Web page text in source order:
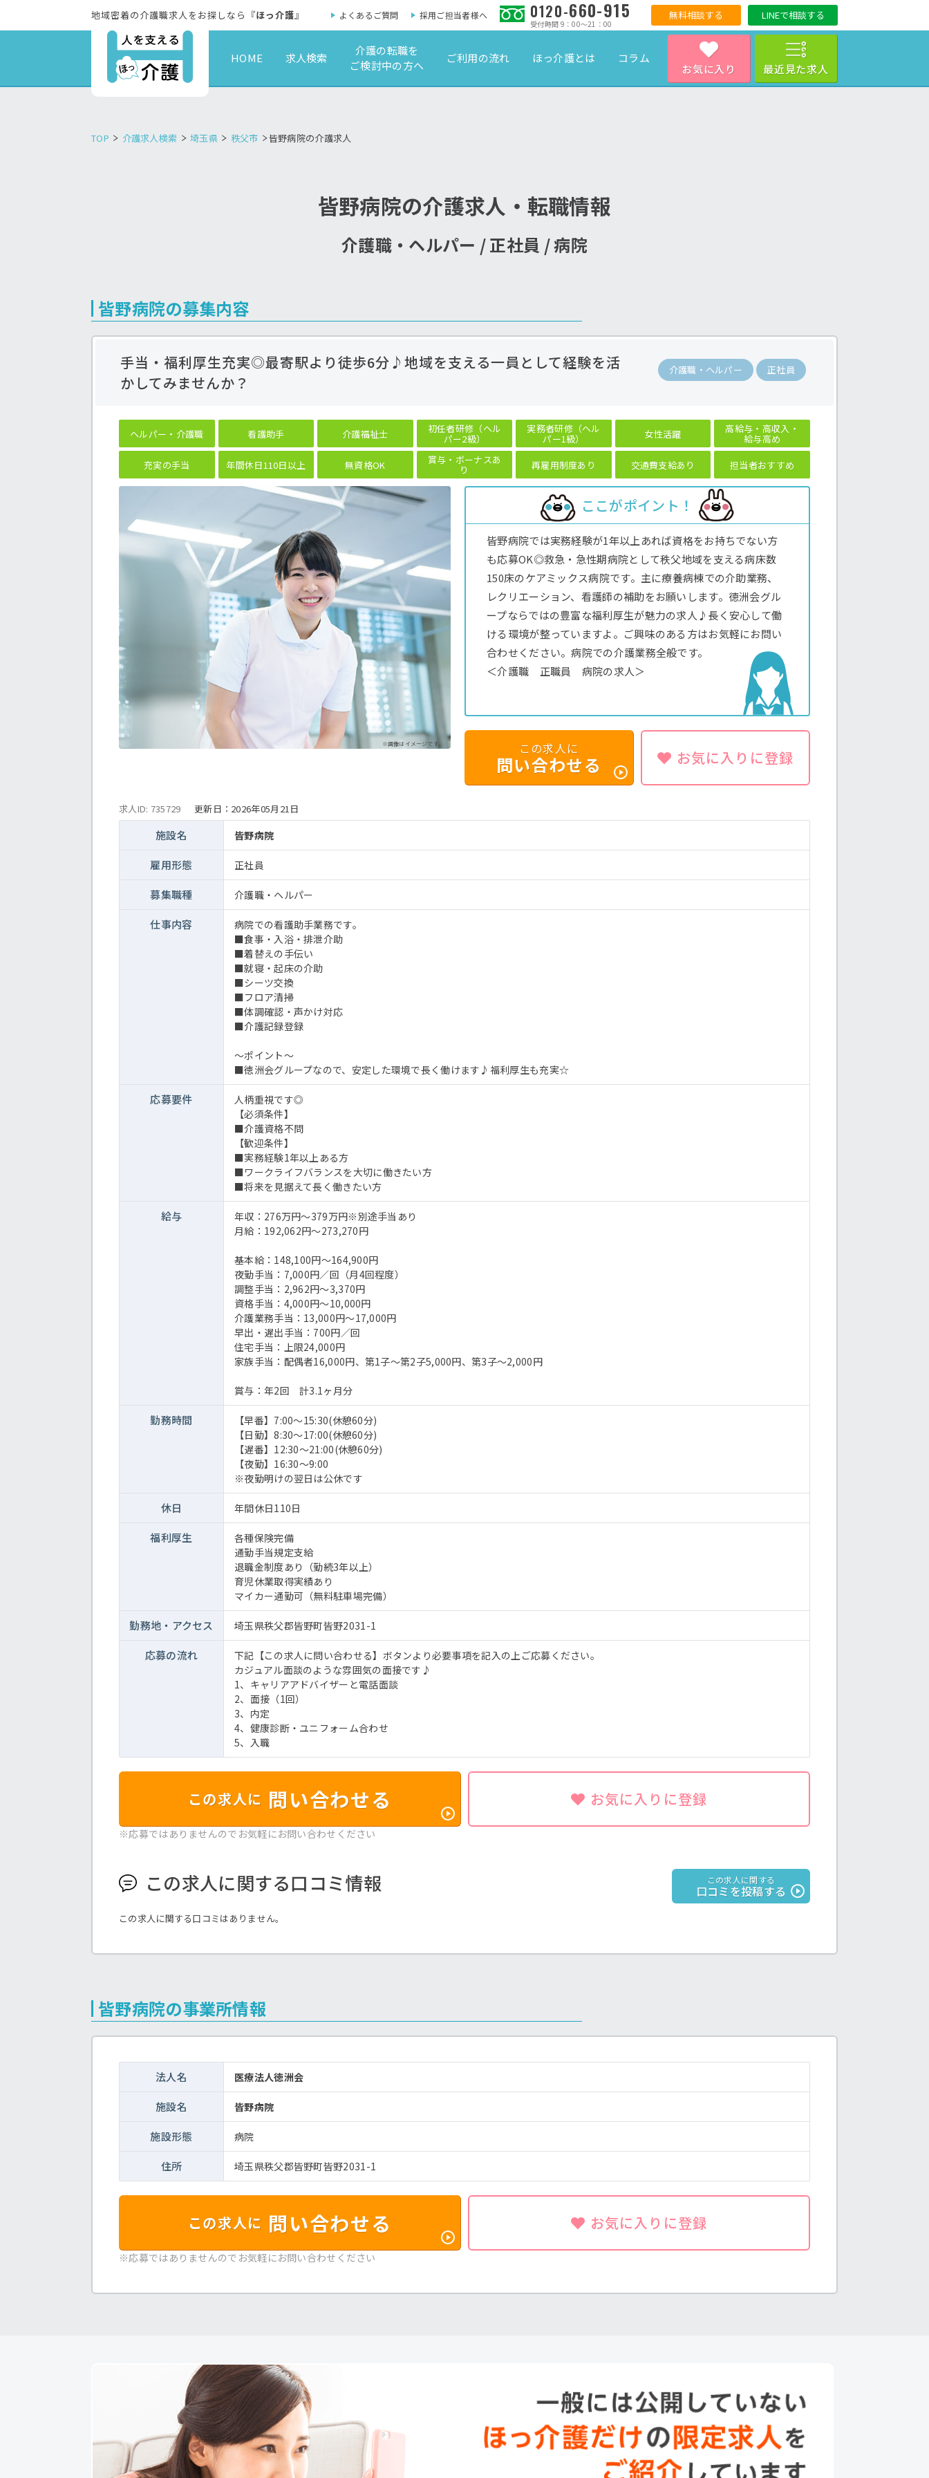
お気に入り 最近見た求人
地域密着の介護職求人をお探しなら『ほっ介護』 よくあるご質問 採用ご担当者様へ 0120-660-915
受付時間 9：00～21：00
無料相談する LINEで相談する
HOME 求人検索
介護の転職を
ご検討中の方へ
ご利用の流れ ほっ介護とは コラム
TOP 介護求人検索 埼玉県 秩父市 皆野病院の介護求人
皆野病院の介護求人・転職情報
介護職・ヘルパー / 正社員 / 病院
皆野病院の募集内容
手当・福利厚生充実◎最寄駅より徒歩6分♪地域を支える一員として経験を活
かしてみませんか？
介護職・ヘルパー 正社員
ヘルパー・介護職 看護助手 介護福祉士 初任者研修（ヘル
パー2級）
実務者研修（ヘル
パー1級） 女性活躍 高給与・高収入・
給与高め
充実の手当
年間休日110日以上 無資格OK 賞与・ボーナスあ
り 再雇用制度あり 交通費支給あり 担当者おすすめ
※画像はイメージです。
ここがポイント！
皆野病院では実務経験が1年以上あれば資格をお持ちでない方
も応募OK◎救急・急性期病院として秩父地域を支える病床数
150床のケアミックス病院です。主に療養病棟での介助業務、
レクリエーション、看護師の補助をお願いします。徳洲会グル
ープならではの豊富な福利厚生が魅力の求人♪長く安心して働
ける環境が整っていますよ。ご興味のある方はお気軽にお問い
合わせください。病院での介護業務全般です。
＜介護職 正職員 病院の求人＞
この求人に
問い合わせる お気に入りに登録
求人ID: 735729 更新日： 2026年05月21日
施設名 皆野病院
雇用形態 正社員
募集職種 介護職・ヘルパー
仕事内容
病院での看護助手業務です。
■食事・入浴・排泄介助
■着替えの手伝い
■就寝・起床の介助
■シーツ交換
■フロア清掃
■体調確認・声かけ対応
■介護記録登録
～ポイント～
■徳洲会グループなので、安定した環境で長く働けます♪福利厚生も充実☆
応募要件
人柄重視です◎
【必須条件】
■介護資格不問
【歓迎条件】
■実務経験1年以上ある方
■ワークライフバランスを大切に働きたい方
■将来を見据えて長く働きたい方
給与
年収：276万円～379万円※別途手当あり
月給：192,062円～273,270円
基本給：148,100円～164,900円
夜勤手当：7,000円／回（月4回程度）
調整手当：2,962円～3,370円
資格手当：4,000円～10,000円
介護業務手当：13,000円～17,000円
早出・遅出手当：700円／回
住宅手当：上限24,000円
家族手当：配偶者16,000円、第1子～第2子5,000円、第3子～2,000円
賞与：年2回 計3.1ヶ月分
勤務時間
【早番】7:00～15:30(休憩60分)
【日勤】8:30～17:00(休憩60分)
【遅番】12:30～21:00(休憩60分)
【夜勤】16:30～9:00
※夜勤明けの翌日は公休です
休日 年間休日110日
福利厚生
各種保険完備
通勤手当規定支給
退職金制度あり（勤続3年以上）
育児休業取得実績あり
マイカー通勤可（無料駐車場完備）
勤務地・ アクセス 埼玉県秩父郡皆野町皆野2031-1
応募の流れ
下記【この求人に問い合わせる】ボタンより必要事項を記入の上ご応募ください。
カジュアル面談のような雰囲気の面接です♪
1、キャリアアドバイザーと電話面談
2、面接（1回）
3、内定
4、健康診断・ユニフォーム合わせ
5、入職
この求人に 問い合わせる お気に入りに登録
※応募ではありませんのでお気軽にお問い合わせください
この求人に関する口コミ情報 この求人に関する
口コミを投稿する
この求人に関する口コミはありません。
皆野病院の事業所情報
法人名 医療法人徳洲会
施設名 皆野病院
施設形態 病院
住所 埼玉県秩父郡皆野町皆野2031-1
この求人に 問い合わせる お気に入りに登録
※応募ではありませんのでお気軽にお問い合わせください